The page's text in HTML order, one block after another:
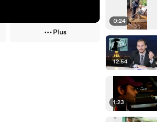
Plus
0:24
12:54
1:23